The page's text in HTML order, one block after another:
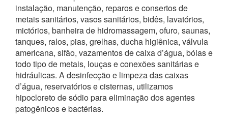
instalação, manutenção, reparos e consertos de
metais sanitários, vasos sanitários, bidês, lavatórios,
mictórios, banheira de hidromassagem, ofuro, saunas,
tanques, ralos, pias, grelhas, ducha higiênica, válvula
americana, sifão, vazamentos de caixa d’água, bóias e
todo tipo de metais, louças e conexões sanitárias e
hidráulicas. A desinfecção e limpeza das caixas
d’água, reservatórios e cisternas, utilizamos
hipocloreto de sódio para eliminação dos agentes
patogênicos e bactérias.